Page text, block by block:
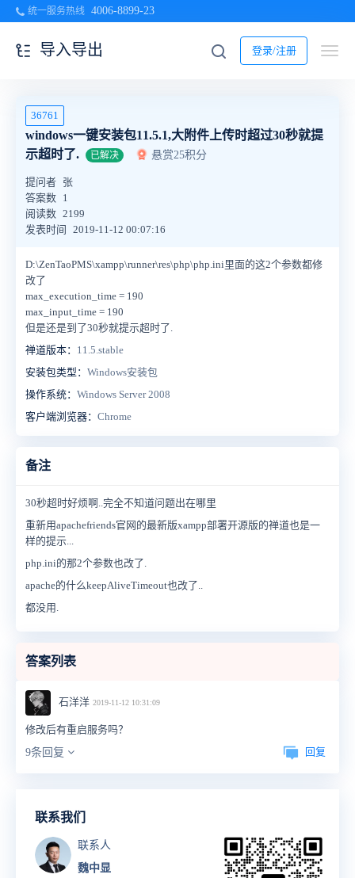
统一服务热线 4006-8899-23
登录/注册
导入导出
36761
windows一键安装包11.5.1,大附件上传时超过30秒就提
示超时了.
已解决 悬赏25积分
提问者 张
答案数 1
阅读数 2199
发表时间
2019-11-12 00:07:16
D:\ZenTaoPMS\xampp\runner\res\php\php.ini里面的这2个参数都修
改了
max_execution_time = 190
max_input_time = 190
但是还是到了30秒就提示超时了.
禅道版本： 11.5.stable
安装包类型： Windows安装包
操作系统： Windows Server 2008
客户端浏览器： Chrome
备注
30秒超时好烦啊..完全不知道问题出在哪里
重新用apachefriends官网的最新版xampp部署开源版的禅道也是一
样的提示...
php.ini的那2个参数也改了.
apache的什么keepAliveTimeout也改了..
都没用.
答案列表
石洋洋 2019-11-12 10:31:09
修改后有重启服务吗？
9条回复
回复
联系我们
联系人
魏中显